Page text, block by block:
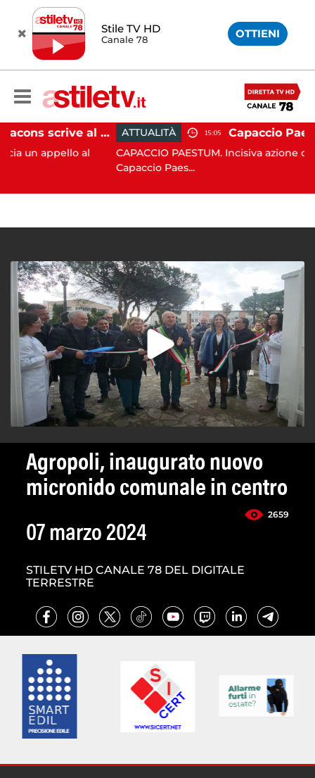
Stile TV HD
Canale 78 OTTIENI
Paestum, Codacons scrive al ministro Giuli: "Rilanciare scavi dell'Anfiteatro nell'area archeologica"
al
ATTUALITÀ 15:05
CAPACCIO PAESTUM. Incisiva azione del
Capaccio Paes...
Agropoli, inaugurato nuovo
micronido comunale in centro
2659
07 marzo 2024
STILETV HD CANALE 78 DEL DIGITALE
TERRESTRE